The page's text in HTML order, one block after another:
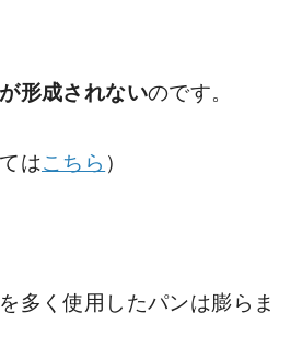
形成されないのです。
はこちら ）
多く使用したパンは膨らま